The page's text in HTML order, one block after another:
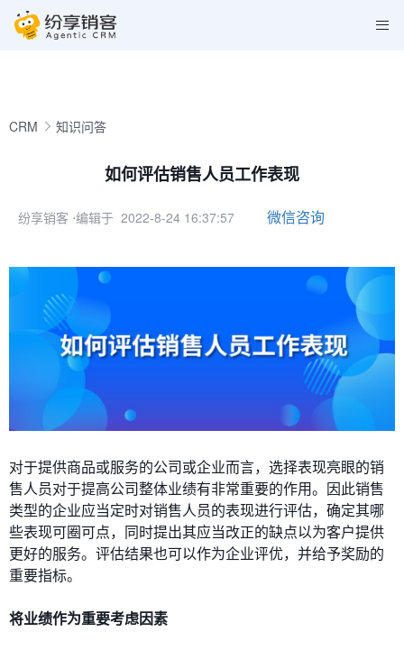
CRM 知识问答
如何评估销售人员工作表现
纷享销客 ⋅编辑于 2022-8-24 16:37:57 微信咨询
对于提供商品或服务的公司或企业而言，选择表现亮眼的销
售人员对于提高公司整体业绩有非常重要的作用。因此销售
类型的企业应当定时对销售人员的表现进行评估，确定其哪
些表现可圈可点，同时提出其应当改正的缺点以为客户提供
更好的服务。评估结果也可以作为企业评优，并给予奖励的
重要指标。
将业绩作为重要考虑因素